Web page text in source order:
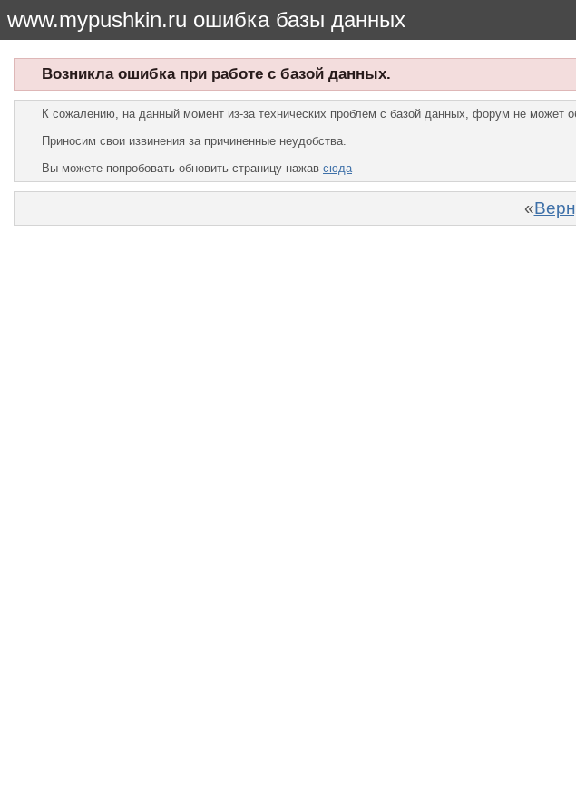
www.mypushkin.ru ошибка базы данных
Возникла ошибка при работе с базой данных.
К сожалению, на данный момент из-за технических проблем с базой данных, форум не
Приносим свои извинения за причиненные неудобства.
Вы можете попробовать обновить страницу нажав сюда
«